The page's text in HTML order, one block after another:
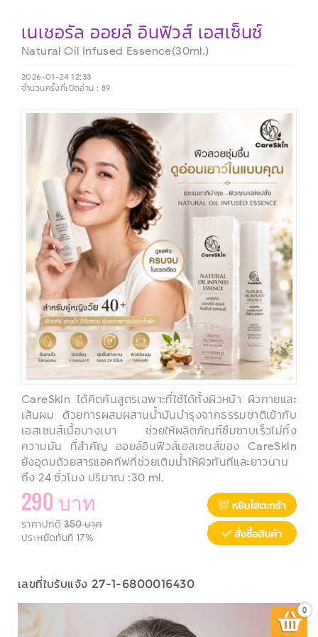
เนเชอรัล ออยล์ อินฟิวส์ เอสเซ็นซ์
Natural Oil Infused Essence(30ml.)
2026-01-24 12:33
จำนวนครั้งที่เปิดอ่าน : 89
CareSkin ได้คิดค้นสูตรเฉพาะที่ใช้ได้ทั้งผิวหน้า ผิวกายและ
เส้นผม ด้วยการผสมผสานน้ำมันบำรุงจากธรรมชาติเข้ากับ
เอสเซนส์เนื้อบางเบา ช่วยให้ผลิตภัณฑ์ซึมซาบเร็วไม่ทิ้ง
ความมัน ที่สำคัญ ออยล์​อิน​ฟิวส์​เอสเซนส์ของ CareSkin
ยังอุดมด้วยสารแอคทีฟที่ช่วยเติมน้ำให้ผิวทันทีและยาวนาน
ถึง 24 ชั่วโมง ปริมาณ :30 ml.
290 บาท
ราคาปกติ350 บาท
ประหยัดทันที 17%
Buy Now
เลขที่ใบรับแจ้ง 27-1-6800016430
0